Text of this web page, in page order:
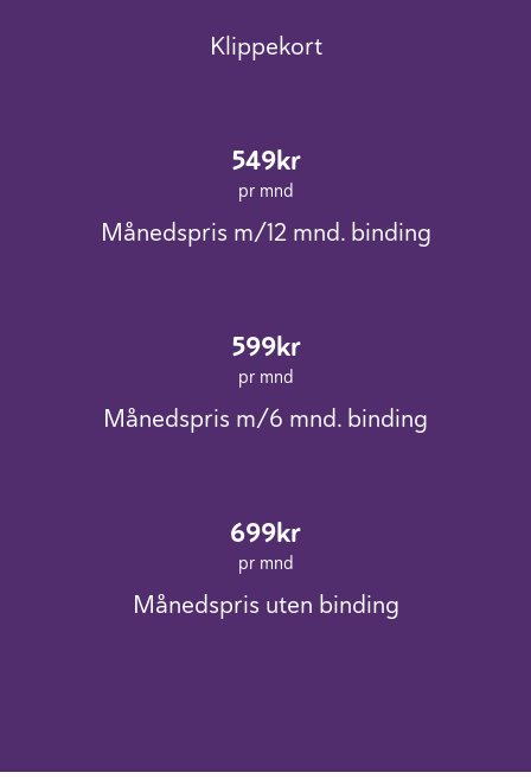
Klippekort
549kr
pr mnd
Månedspris m/12 mnd. binding
599kr
pr mnd
Månedspris m/6 mnd. binding
699kr
pr mnd
Månedspris uten binding